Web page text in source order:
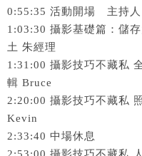
0:55:35 活動開場 主持人
1:03:30 攝影基礎篇：儲
土 朱經理
1:31:00 攝影技巧不藏私
輯 Bruce
2:20:00 攝影技巧不藏私
Kevin
2:33:40 中場休息
2:53:00 攝影技巧不藏私